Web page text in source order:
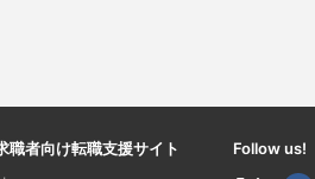
職者向け転職支援サイト
Follow us!